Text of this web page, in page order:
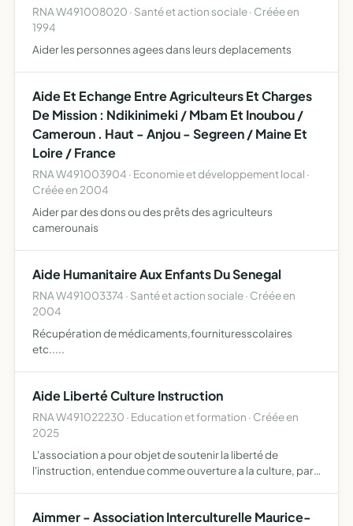
RNA W491008020 · Santé et action sociale · Créée en
1994
Aider les personnes agees dans leurs deplacements
Aide Et Echange Entre Agriculteurs Et Charges
De Mission : Ndikinimeki / Mbam Et Inoubou /
Cameroun . Haut - Anjou - Segreen / Maine Et
Loire / France
RNA W491003904 · Economie et développement local ·
Créée en 2004
Aider par des dons ou des prêts des agriculteurs
camerounais
Aide Humanitaire Aux Enfants Du Senegal
RNA W491003374 · Santé et action sociale · Créée en
2004
Récupération de médicaments,fournituresscolaires
etc.....
Aide Liberté Culture Instruction
RNA W491022230 · Education et formation · Créée en
2025
L'association a pour objet de soutenir la liberté de
l'instruction, entendue comme ouverture a la culture, par
Aimmer - Association Interculturelle Maurice-